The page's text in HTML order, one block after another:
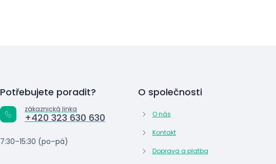
Potřebujete poradit?
zákaznická linka
+420 323 630 630
7:30–15:30 (po–pá)
O společnosti
O nás
Kontakt
Doprava a platba